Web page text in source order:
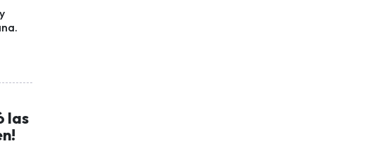
las